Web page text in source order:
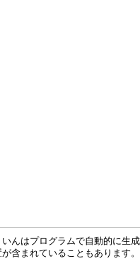
んはプログラムで自動的に生
が含まれていることもあります